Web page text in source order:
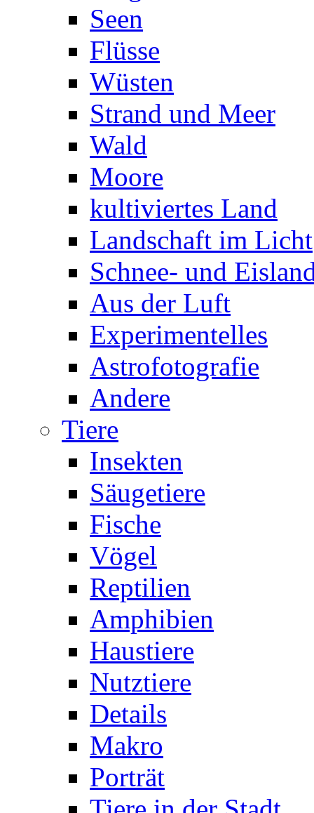
Seen
Flüsse
Wüsten
Strand und Meer
Wald
Moore
kultiviertes Land
Landschaft im Licht
Schnee- und
Aus der Luft
Experimentelles
Astrofotografie
Andere
Tiere
Insekten
Säugetiere
Fische
Vögel
Reptilien
Amphibien
Haustiere
Nutztiere
Details
Makro
Porträt